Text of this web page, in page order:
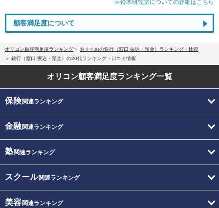
≫鈴木研究室についての詳細はこちら
顧客満足度について
オリコン顧客満足度ランキング
おすすめの銀行（窓口 振込・預金）ランキング・比較
銀行（窓口 振込・預金）の20代ランキング・口コミ情報
オリコン顧客満足度ランキング一覧
保険関連ランキング
金融関連ランキング
塾関連ランキング
スクール関連ランキング
美容関連ランキング